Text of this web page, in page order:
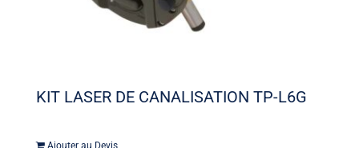
KIT LASER DE CANALISATION TP-L6G
Ajouter au Devis